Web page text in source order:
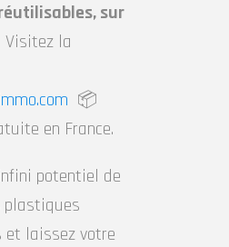
sur
Visitez la
📦
en France.
potentiel de
plastiques
laissez votre